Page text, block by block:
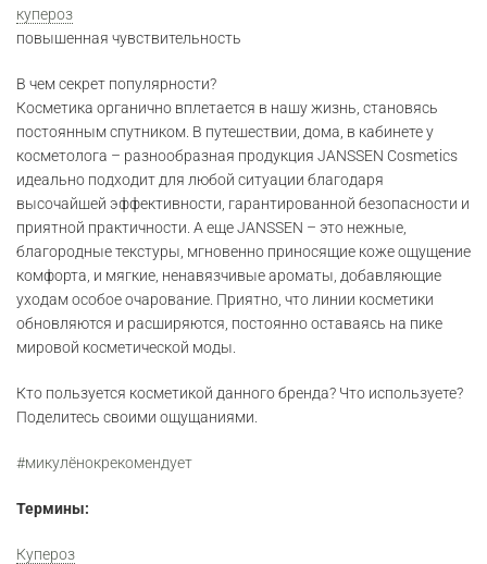
купероз
повышенная чувствительность
В чем секрет популярности?
Косметика органично вплетается в нашу жизнь, становясь
постоянным спутником. В путешествии, дома, в кабинете у
косметолога – разнообразная продукция JANSSEN Cosmetics
идеально подходит для любой ситуации благодаря
высочайшей эффективности, гарантированной безопасности и
приятной практичности. А еще JANSSEN – это нежные,
благородные текстуры, мгновенно приносящие коже ощущение
комфорта, и мягкие, ненавязчивые ароматы, добавляющие
уходам особое очарование. Приятно, что линии косметики
обновляются и расширяются, постоянно оставаясь на пике
мировой косметической моды.
Кто пользуется косметикой данного бренда? Что используете?
Поделитесь своими ощущаниями.
#микулёнокрекомендует
Термины:
Купероз